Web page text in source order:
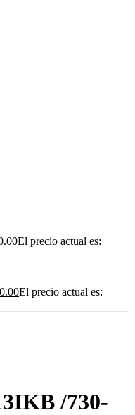
El precio actual es:
El precio actual es:
/730-